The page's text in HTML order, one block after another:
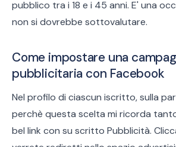
pubblico tra i 18 e i 45 anni. E' una
non si dovrebbe sottovalutare.
Come impostare una
pubblicitaria con Facebook
Nel profilo di ciascun iscritto, sulla
perchè questa scelta mi ricorda
bel link con su scritto Pubblicità.